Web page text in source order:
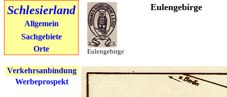
Eulengebirge
Eulengebirge
Schlesierland
Allgemein
Sachgebiete
Orte
Verkehrsanbindung
Werbeprospekt